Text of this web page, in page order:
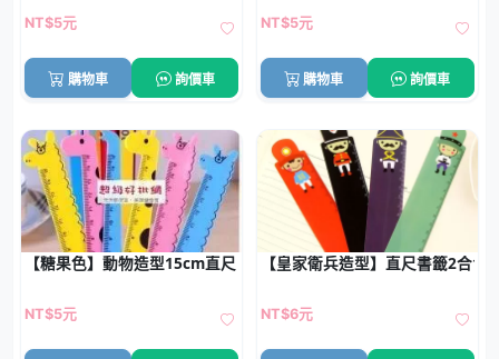
NT$5元
購物車 詢價車
NT$5元
購物車 詢價車
【糖果色】動物造型15cm直尺 - 學生測量文具
NT$5元
【皇家衛兵造型】直尺書籤2合1 -
NT$6元